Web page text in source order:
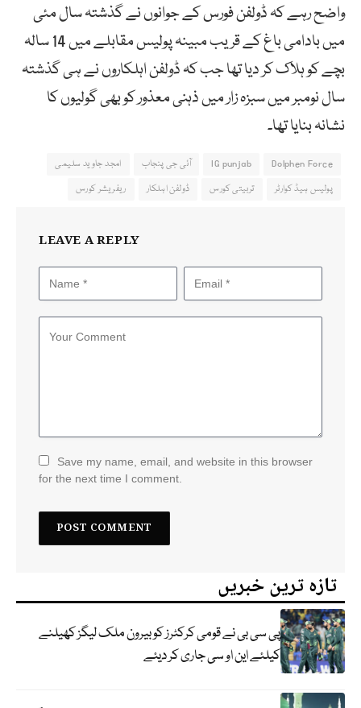
واضح رہے کہ ڈولفن فورس کے جوانوں نے گذشتہ سال مئی
میں بادامی باغ کے قریب مبینہ پولیس مقابلے میں 14 سالہ
بچے کو ہلاک کر دیا تھا جب کہ ڈولفن اہلکاروں نے ہی گذشتہ
سال نومبر میں سبزہ زار میں ذہنی معذور کو بھی گولیوں کا
نشانہ بنایا تھا۔
Dolphen Force
IG punjab آئی جی پنجاب
امجد جاوید سلیمی
پولیس ہیڈ کوارٹر
تربیتی کورس ڈولفن اہلکار ریفریشر کورس
LEAVE A REPLY
Save my name, email, and website in this browser
for the next time I comment.
تازہ ترین خبریں
پی سی بی نے قومی کرکٹرز کو بیرون ملک لیگز کھیلنے
کیلئے این او سی جاری کر دیئے